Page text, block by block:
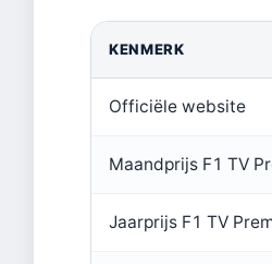
KENMERK
Officiële website
Maandprijs F1 TV
Jaarprijs F1 TV